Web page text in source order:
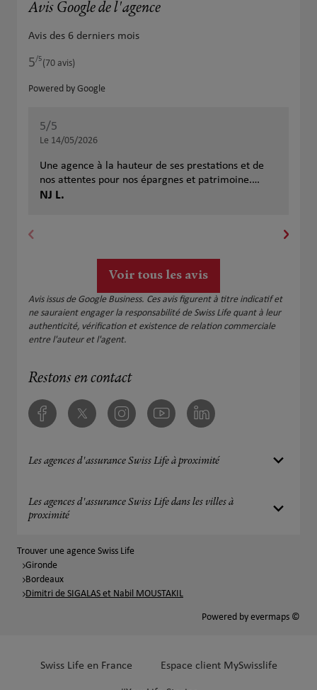
Avis Google de l'agence
Avis des 6 derniers mois
5/5Note de 5 sur 5
(70 avis)
Powered by Google
5/5
Le 14/05/2026
Une agence à la hauteur de ses prestations et de
nos attentes pour nos épargnes et patrimoine.
Merci à Nabil et Dimitri pour les conseils, la
NJ L.
Voir tous les avis
Avis issus de Google Business. Ces avis figurent à titre indicatif et
ne sauraient engager la responsabilité de Swiss Life quant à leur
authenticité, vérification et existence de relation commerciale
entre l'auteur et l'agent.
Restons en contact
FacebookTwitter InstagramYoutube Linkedin
Les agences d'assurance Swiss Life à proximité
Les agences d'assurance Swiss Life dans les villes à
proximité
Trouver une agence Swiss Life
Gironde
Bordeaux
Dimitri de SIGALAS et Nabil MOUSTAKIL
Powered by evermaps ©
Swiss Life en France Espace client MySwisslife